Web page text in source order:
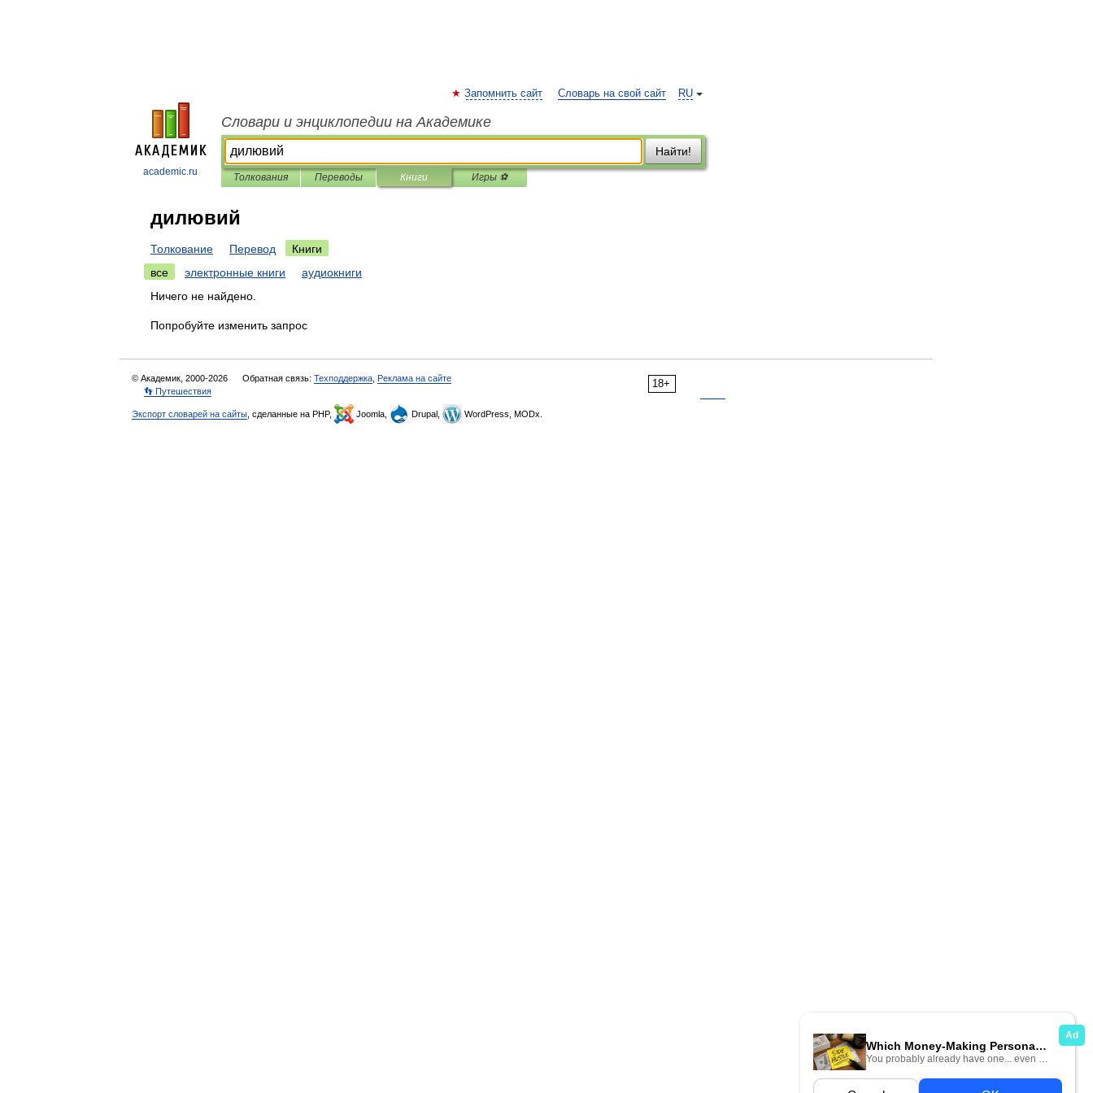
academic.ru
RU
Запомнить сайт Словарь на свой сайт
Словари и энциклопедии на Академике
Найти!
Толкования Переводы Книги Игры ⚽
дилювий
Толкование Перевод
Книги
все
электронные книги
аудиокниги
Ничего не найдено.
Попробуйте изменить запрос
18+
© Академик, 2000-2026 Обратная связь: Техподдержка Реклама на сайте
👣 Путешествия
Экспорт словарей на сайты , сделанные на PHP, Joomla, Drupal, WordPress, MODx.